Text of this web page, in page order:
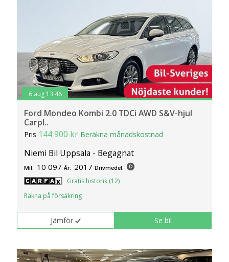
6 aug 13:46
Ford Mondeo Kombi 2.0 TDCi AWD S&V-hjul
Carpl..
Pris 144 900 kr Beräkna månadskostnad
Niemi Bil Uppsala - Begagnat
Mil: 10 097 År: 2017 Drivmedel:
Gratis historik (12)
Räkna på försäkring
Jämför Se bil